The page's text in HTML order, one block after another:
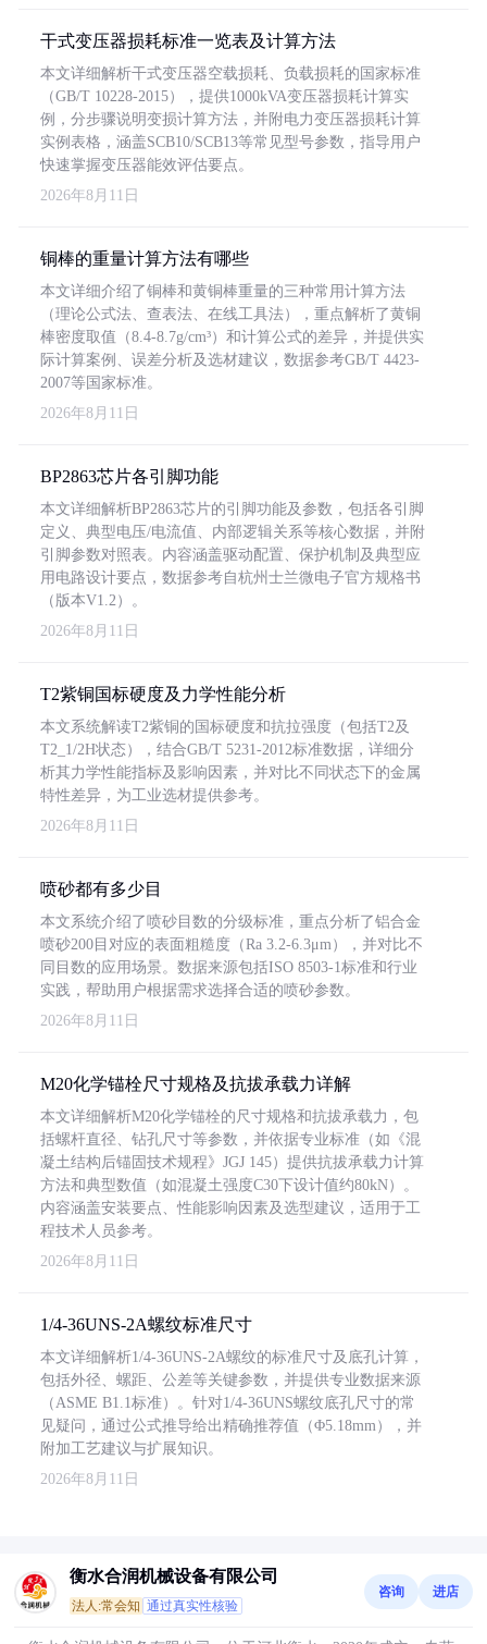
干式变压器损耗标准一览表及计算方法
本文详细解析干式变压器空载损耗、负载损耗的国家标准
（GB/T 10228-2015），提供1000kVA变压器损耗计算实
例，分步骤说明变损计算方法，并附电力变压器损耗计算
实例表格，涵盖SCB10/SCB13等常见型号参数，指导用户
快速掌握变压器能效评估要点。
2026年8月11日
铜棒的重量计算方法有哪些
本文详细介绍了铜棒和黄铜棒重量的三种常用计算方法
（理论公式法、查表法、在线工具法），重点解析了黄铜
棒密度取值（8.4-8.7g/cm³）和计算公式的差异，并提供实
际计算案例、误差分析及选材建议，数据参考GB/T 4423-
2007等国家标准。
2026年8月11日
BP2863芯片各引脚功能
本文详细解析BP2863芯片的引脚功能及参数，包括各引脚
定义、典型电压/电流值、内部逻辑关系等核心数据，并附
引脚参数对照表。内容涵盖驱动配置、保护机制及典型应
用电路设计要点，数据参考自杭州士兰微电子官方规格书
（版本V1.2）。
2026年8月11日
T2紫铜国标硬度及力学性能分析
本文系统解读T2紫铜的国标硬度和抗拉强度（包括T2及
T2_1/2H状态），结合GB/T 5231-2012标准数据，详细分
析其力学性能指标及影响因素，并对比不同状态下的金属
特性差异，为工业选材提供参考。
2026年8月11日
喷砂都有多少目
本文系统介绍了喷砂目数的分级标准，重点分析了铝合金
喷砂200目对应的表面粗糙度（Ra 3.2-6.3μm），并对比不
同目数的应用场景。数据来源包括ISO 8503-1标准和行业
实践，帮助用户根据需求选择合适的喷砂参数。
2026年8月11日
M20化学锚栓尺寸规格及抗拔承载力详解
本文详细解析M20化学锚栓的尺寸规格和抗拔承载力，包
括螺杆直径、钻孔尺寸等参数，并依据专业标准（如《混
凝土结构后锚固技术规程》JGJ 145）提供抗拔承载力计算
方法和典型数值（如混凝土强度C30下设计值约80kN）。
内容涵盖安装要点、性能影响因素及选型建议，适用于工
程技术人员参考。
2026年8月11日
1/4-36UNS-2A螺纹标准尺寸
本文详细解析1/4-36UNS-2A螺纹的标准尺寸及底孔计算，
包括外径、螺距、公差等关键参数，并提供专业数据来源
（ASME B1.1标准）。针对1/4-36UNS螺纹底孔尺寸的常
见疑问，通过公式推导给出精确推荐值（Φ5.18mm），并
附加工艺建议与扩展知识。
2026年8月11日
衡水合润机械设备有限公司
法人:常会知 通过真实性核验
咨询 进店